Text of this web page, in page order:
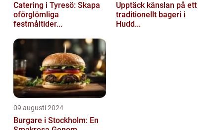
Catering i Tyresö: Skapa
oförglömliga
festmåltider...
Upptäck känslan på ett
traditionellt bageri i
Hudd...
09 augusti 2024
Burgare i Stockholm: En